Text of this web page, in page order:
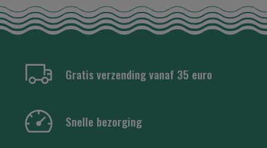
Gratis verzending vanaf 35 euro
Snelle bezorging